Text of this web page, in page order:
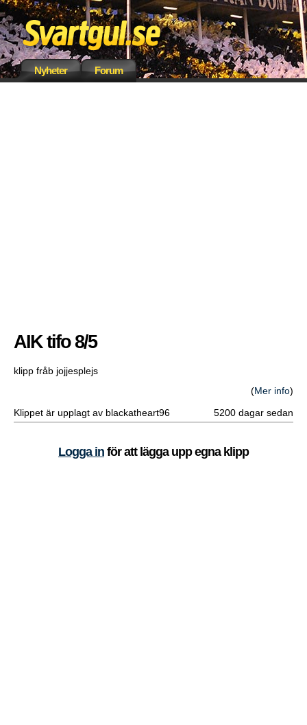
Nyheter Forum
AIK tifo 8/5
klipp fråb jojjesplejs
(Mer info)
Klippet är upplagt av blackatheart96
5200 dagar sedan
Logga in för att lägga upp egna klipp